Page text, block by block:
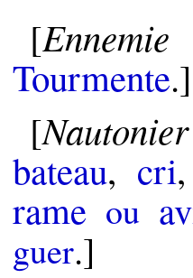
[
Tour­mente.]
[Nautonier
ba­teau, cri
rame ou
guer.]